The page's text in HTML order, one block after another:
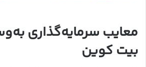
بیت کوین